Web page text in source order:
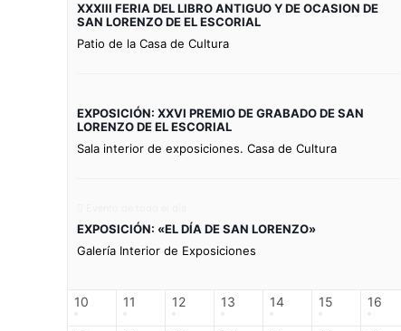
XXXIII FERIA DEL LIBRO ANTIGUO Y DE OCASION DE
SAN LORENZO DE EL ESCORIAL
Patio de la Casa de Cultura
EXPOSICIÓN: XXVI PREMIO DE GRABADO DE SAN
LORENZO DE EL ESCORIAL
Sala interior de exposiciones. Casa de Cultura
EXPOSICIÓN: «EL DÍA DE SAN LORENZO»
Galería Interior de Exposiciones
10 11 12 13 14 15 16